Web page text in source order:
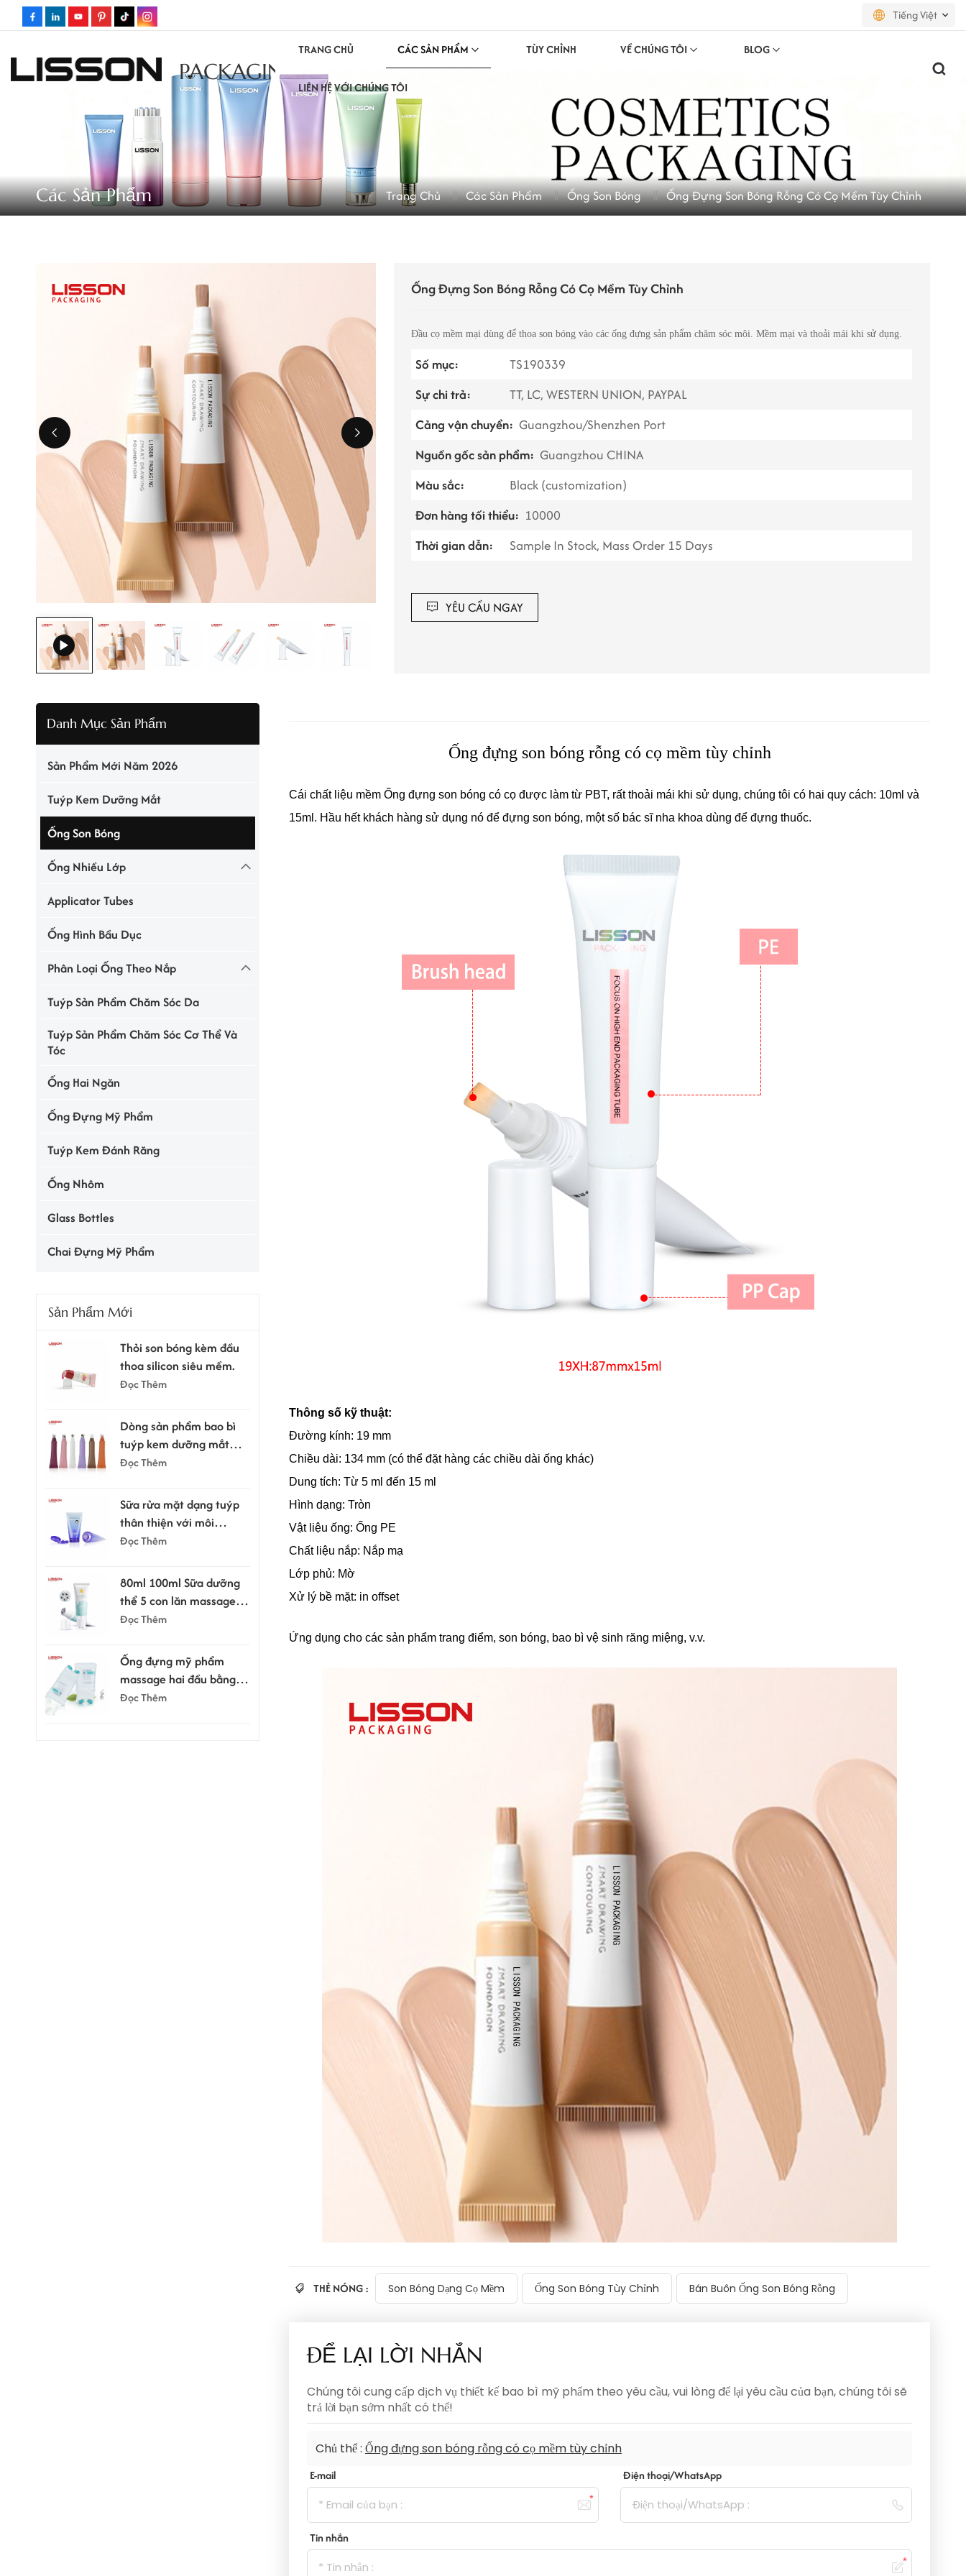
Tiếng Việt
русский
español
português
ไทย
PACKAGING
TRANG CHỦ CÁC SẢN PHẨM TÙY CHỈNH VỀ CHÚNG TÔI BLOG
LIÊN HỆ VỚI CHÚNG TÔI
Các Sản Phẩm Trang Chủ Các Sản Phẩm Ống Son Bóng Ống Đựng Son Bóng Rỗng Có Cọ Mềm Tùy Chỉnh
Ống Đựng Son Bóng Rỗng Có Cọ Mềm Tùy Chỉnh
Đầu cọ mềm mại dùng để thoa son bóng vào các ống đựng sản phẩm chăm sóc môi. Mềm mại và thoải mái khi sử dụng.
Số mục:
TS190339
Sự chi trả:
TT, LC, WESTERN UNION, PAYPAL
Cảng vận chuyển: Guangzhou/Shenzhen Port
Nguồn gốc sản phẩm: Guangzhou CHINA
Màu sắc:
Black (customization)
Đơn hàng tối thiểu: 10000
Thời gian dẫn:
Sample In Stock, Mass Order 15 Days
YÊU CẦU NGAY
Danh Mục Sản Phẩm
Sản Phẩm Mới Năm 2026
Tuýp Kem Dưỡng Mắt
Ống Son Bóng
Ống Nhiều Lớp
Applicator Tubes
Ống Hình Bầu Dục
Phân Loại Ống Theo Nắp
Tuýp Sản Phẩm Chăm Sóc Da
Tuýp Sản Phẩm Chăm Sóc Cơ Thể Và
Tóc
Ống Hai Ngăn
Ống Đựng Mỹ Phẩm
Tuýp Kem Đánh Răng
Ống Nhôm
Glass Bottles
Chai Đựng Mỹ Phẩm
Sản Phẩm Mới
Thỏi son bóng kèm đầu
thoa silicon siêu mềm.
Đọc Thêm
Dòng sản phẩm bao bì
tuýp kem dưỡng mắt
kèm đầu bôi.
Đọc Thêm
Sữa rửa mặt dạng tuýp
thân thiện với môi
trường, dung tích 100ml
Đọc Thêm
80ml 100ml Sữa dưỡng
thể 5 con lăn massage
cạo râu dạng tuýp
Đọc Thêm
Ống đựng mỹ phẩm
massage hai đầu bằng
silicon 150ml
Đọc Thêm
Ống đựng son bóng rỗng có cọ mềm tùy chỉnh
Cái chất liệu mềm Ống đựng son bóng có cọ được làm từ PBT, rất thoải mái khi sử dụng, chúng tôi có hai quy cách: 10ml và
15ml. Hầu hết khách hàng sử dụng nó để đựng son bóng, một số bác sĩ nha khoa dùng để đựng thuốc.
Thông số kỹ thuật:
Đường kính: 19 mm
Chiều dài: 134 mm (có thể đặt hàng các chiều dài ống khác)
Dung tích: Từ 5 ml đến 15 ml
Hình dạng: Tròn
Vật liệu ống: Ống PE
Chất liệu nắp: Nắp mạ
Lớp phủ: Mờ
Xử lý bề mặt: in offset
Ứng dụng cho các sản phẩm trang điểm, son bóng, bao bì vệ sinh răng miệng, v.v.
THẺ NÓNG : Son Bóng Dạng Cọ Mềm Ống Son Bóng Tùy Chỉnh Bán Buôn Ống Son Bóng Rỗng
ĐỂ LẠI LỜI NHẮN
Chúng tôi cung cấp dịch vụ thiết kế bao bì mỹ phẩm theo yêu cầu, vui lòng để lại yêu cầu của bạn, chúng tôi sẽ
trả lời bạn sớm nhất có thể!
Chủ thể : Ống đựng son bóng rỗng có cọ mềm tùy chỉnh
E-mail Điện thoại/WhatsApp
Tin nhắn